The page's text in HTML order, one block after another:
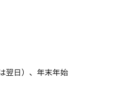
翌日）、年末年始